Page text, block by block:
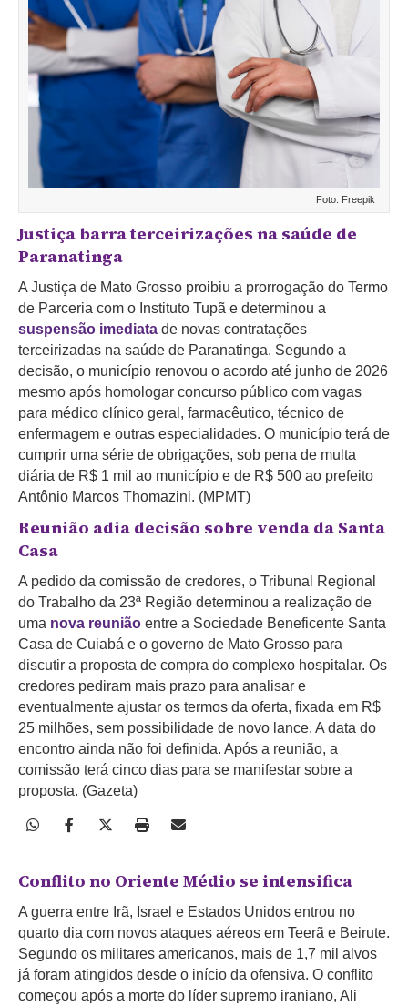
Foto: Freepik
Justiça barra terceirizações na saúde de
Paranatinga
A Justiça de Mato Grosso proibiu a prorrogação do Termo
de Parceria com o Instituto Tupã e determinou a
suspensão imediata de novas contratações
terceirizadas na saúde de Paranatinga. Segundo a
decisão, o município renovou o acordo até junho de 2026
mesmo após homologar concurso público com vagas
para médico clínico geral, farmacêutico, técnico de
enfermagem e outras especialidades. O município terá de
cumprir uma série de obrigações, sob pena de multa
diária de R$ 1 mil ao município e de R$ 500 ao prefeito
Antônio Marcos Thomazini. (MPMT)
Reunião adia decisão sobre venda da Santa
Casa
A pedido da comissão de credores, o Tribunal Regional
do Trabalho da 23ª Região determinou a realização de
uma nova reunião entre a Sociedade Beneficente Santa
Casa de Cuiabá e o governo de Mato Grosso para
discutir a proposta de compra do complexo hospitalar. Os
credores pediram mais prazo para analisar e
eventualmente ajustar os termos da oferta, fixada em R$
25 milhões, sem possibilidade de novo lance. A data do
encontro ainda não foi definida. Após a reunião, a
comissão terá cinco dias para se manifestar sobre a
proposta. (Gazeta)
Conflito no Oriente Médio se intensifica
A guerra entre Irã, Israel e Estados Unidos entrou no
quarto dia com novos ataques aéreos em Teerã e Beirute.
Segundo os militares americanos, mais de 1,7 mil alvos
já foram atingidos desde o início da ofensiva. O conflito
começou após a morte do líder supremo iraniano, Ali